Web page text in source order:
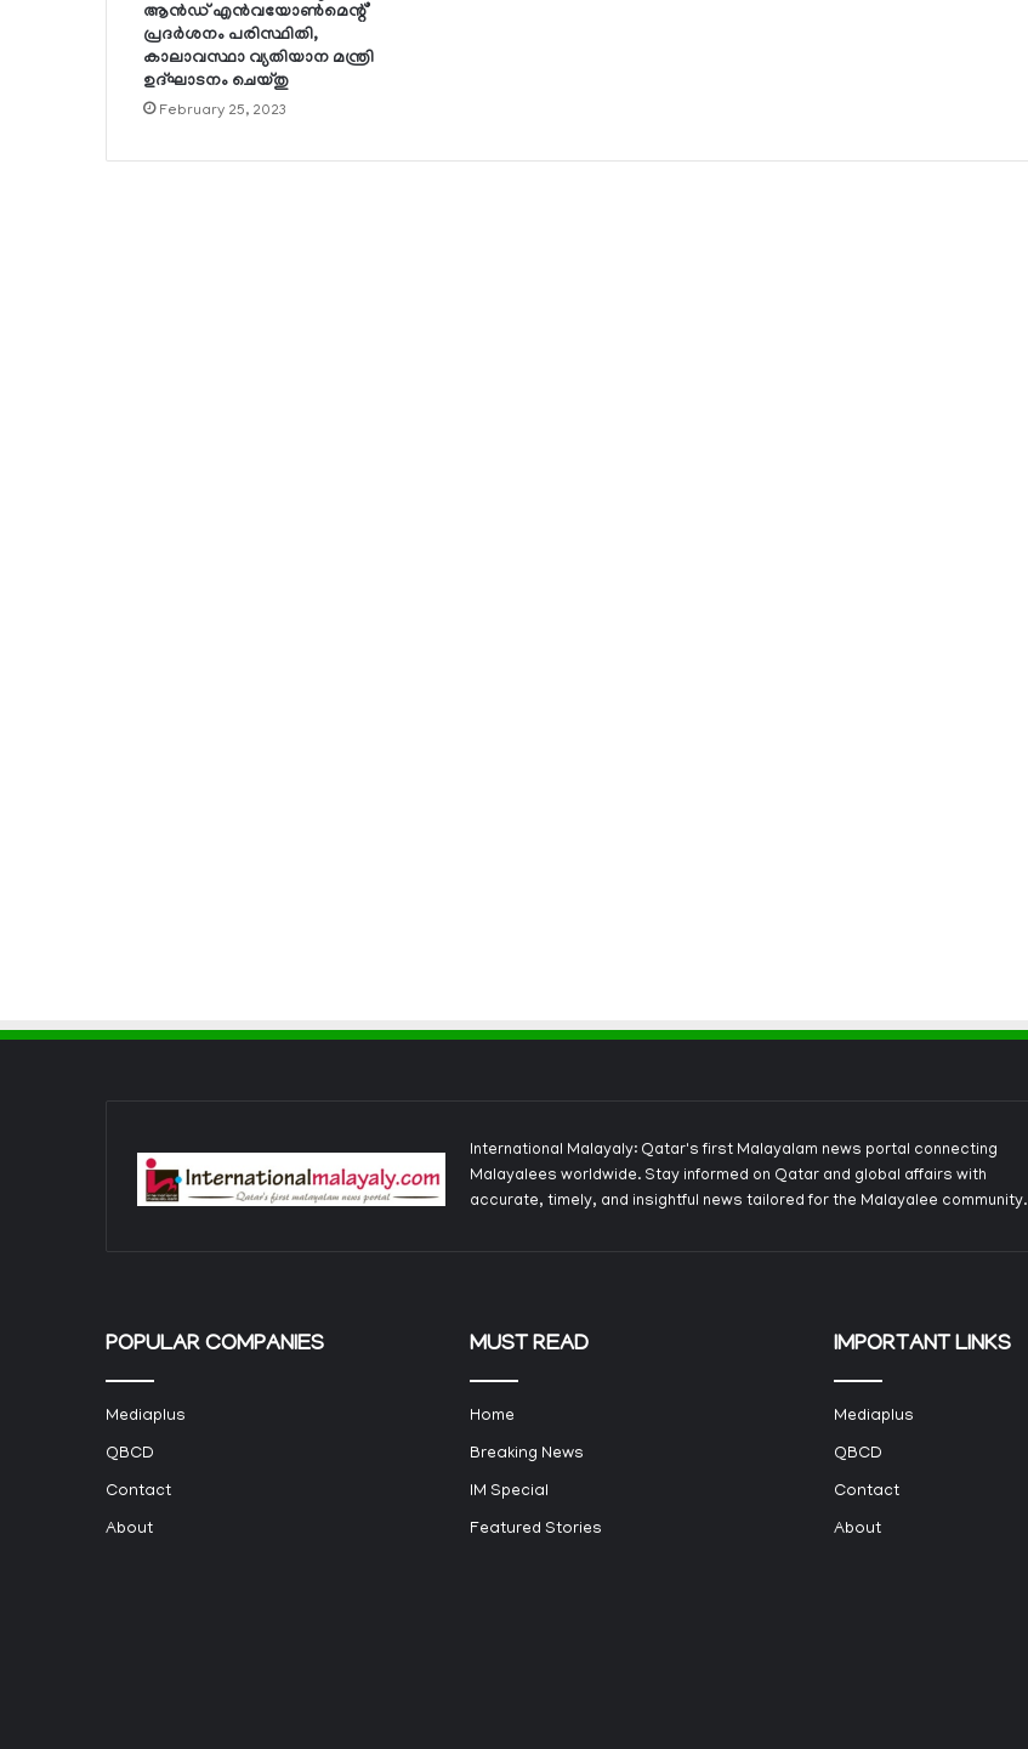
ആന്‍ഡ് എന്‍വയോണ്‍മെന്റ്’
പ്രദര്‍ശനം പരിസ്ഥിതി,
കാലാവസ്ഥാ വ്യതിയാന മന്ത്രി
ഉദ്ഘാടനം ചെയ്തു
February 25, 2023
International Malayaly: Qatar's first Malayalam news portal connecting
Malayalees worldwide. Stay informed on Qatar and global affairs with
accurate, timely, and insightful news tailored for the Malayalee community.
POPULAR COMPANIES
Mediaplus
QBCD
Contact
About
MUST READ
Home
Breaking News
IM Special
Featured Stories
IMPORTANT LINKS
Mediaplus
QBCD
Contact
About